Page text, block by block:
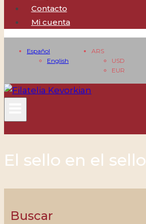
Contacto
Mi cuenta
Español
English
ARS
USD
EUR
El sello en el sello
Buscar